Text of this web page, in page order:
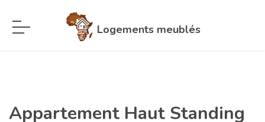
Logements meublés
Appartement Haut Standing